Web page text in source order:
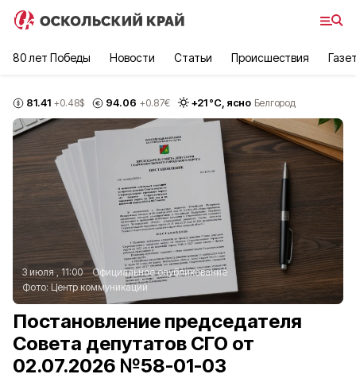
80 лет Победы Новости Статьи Происшествия
81.41 +0.48$ 94.06 +0.87€ +21°С, ясно Белгород
3 июля , 11:00
Официальное опубликование
Фото: Центр коммуникаций
Постановление председателя
Совета депутатов СГО от
02.07.2026 №58-01-03